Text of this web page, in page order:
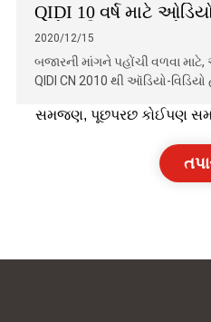
QIDI 10 વર્ષ માટે
હાર્નેસ ડિઝાઇન અને
સમર્પિત છે
2020/12/15
બજારની માંગને પહોંચી વળવા માટે,
QIDI CN 2010 થી ઑડિયો-વિડિયો
●ઑડિયો-વિડિયો રેક...
સમજણ, પૂછપરછ કોઈપણ